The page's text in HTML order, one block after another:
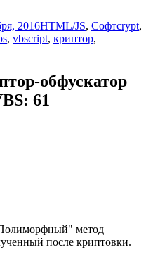
2016HTML/JS, Софтcrypt,
, vbscript, криптор,
обфускатор
61
метод
после криптовки.